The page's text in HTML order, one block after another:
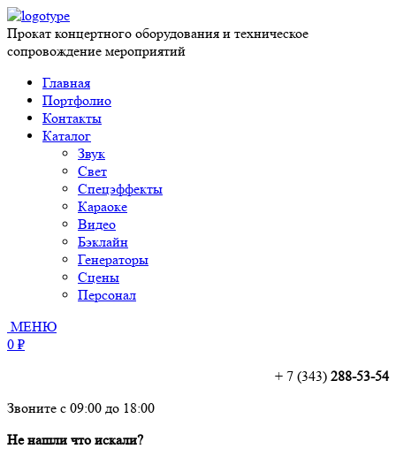
Прокат концертного оборудования и техническое
сопровождение мероприятий
Главная
Портфолио
Контакты
Каталог
Звук
Свет
Спецэффекты
Караоке
Видео
Бэклайн
Генераторы
Сцены
Персонал
МЕНЮ
0 ₽
+ 7 (343) 288-53-54
Звоните с 09:00 до 18:00
Не нашли что искали?